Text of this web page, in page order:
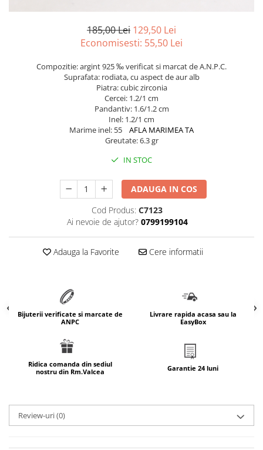
marimea 60
marime reglabila
marimea 49
marimea 50
marimea 54
marimea 57
marimea 58
marimea 60
marimea 61
185,00 Lei 129,50 Lei
Economisesti: 55,50 Lei
Compozitie: argint 925 ‰ verificat si marcat de A.N.P.C.
Suprafata: rodiata, cu aspect de aur alb
Piatra: cubic zirconia
Cercei: 1.2/1 cm
Pandantiv: 1.6/1.2 cm
Inel: 1.2/1 cm
Marime inel: 55 AFLA MARIMEA TA
Greutate: 6.3 gr
IN STOC
ADAUGA IN COS
Cod Produs: C7123
Ai nevoie de ajutor? 0799199104
Adauga la Favorite Cere informatii
Bijuterii verificate si marcate de
ANPC
Livrare rapida acasa sau la
EasyBox
Ridica comanda din sediul
nostru din Rm.Valcea
Garantie 24 luni
Review-uri(0)